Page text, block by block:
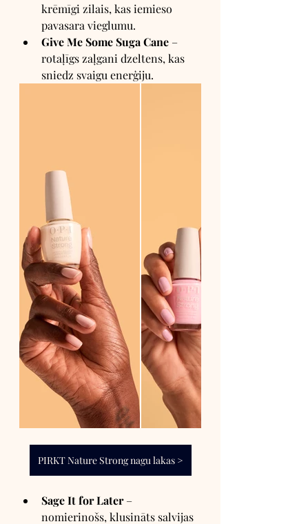
krēmīgi zilais, kas iemieso
pavasara vieglumu.
Give Me Some Suga Cane –
rotaļīgs zaļgani dzeltens, kas
sniedz svaigu enerģiju.
PIRKT Nature Strong nagu lakas >
Sage It for Later –
nomierinošs, klusināts salvijas